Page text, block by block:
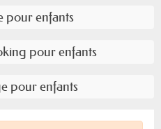
pour enfants
pour enfants
pour enfants